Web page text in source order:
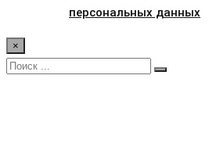
персональных данных
×